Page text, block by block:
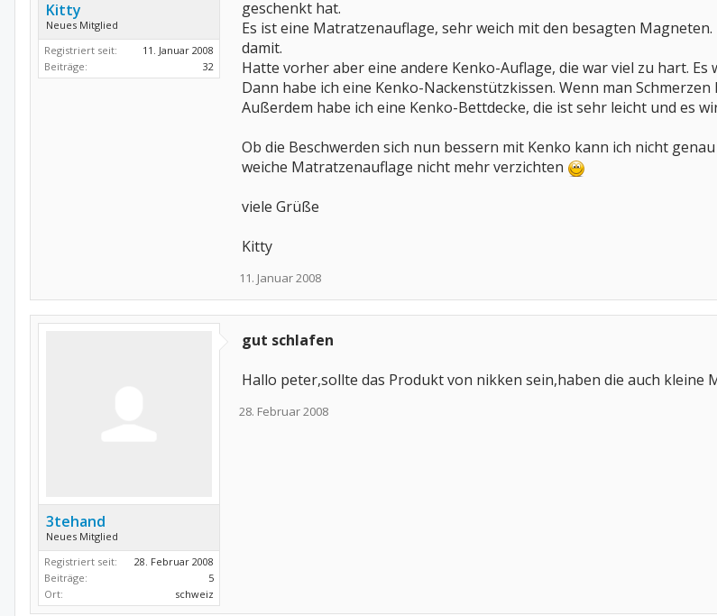
Kitty
Neues Mitglied
Registriert seit:
11. Januar 2008
Beiträge:
32
geschenkt hat.
Es ist eine Matratzenauflage, sehr weich mit den besagten
damit.
Hatte vorher aber eine andere Kenko-Auflage, die war viel zu hart.
Dann habe ich eine Kenko-Nackenstützkissen. Wenn man
Außerdem habe ich eine Kenko-Bettdecke, die ist sehr leicht und es
Ob die Beschwerden sich nun bessern mit Kenko kann ich nicht
weiche Matratzenauflage nicht mehr verzichten
viele Grüße
Kitty
11. Januar 2008
3tehand
Neues Mitglied
Registriert seit:
28. Februar 2008
Beiträge:
5
Ort:
schweiz
gut schlafen
Hallo peter,sollte das Produkt von nikken sein,haben die auch
28. Februar 2008